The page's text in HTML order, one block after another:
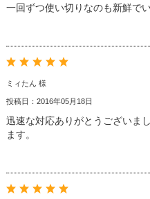
一回ずつ使い切りなのも新鮮でい
ミィたん 様
投稿日：2016年05月18日
迅速な対応ありがとうございま
ます。